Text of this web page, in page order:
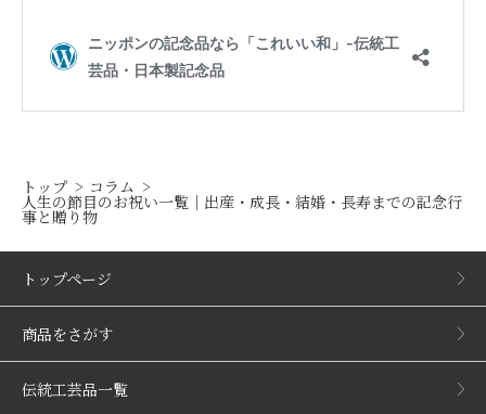
トップ コラム
人生の節目のお祝い一覧｜出産・成長・結婚・長寿までの記念行
事と贈り物
トップページ
商品をさがす
伝統工芸品一覧